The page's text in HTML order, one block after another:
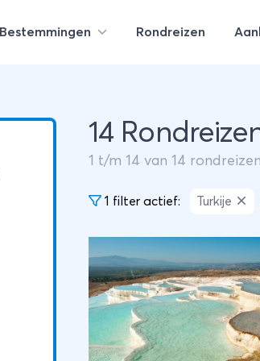
Bestemmingen Rondreizen
14
1 t/m 14 van 14
1 filter actief: Turkije